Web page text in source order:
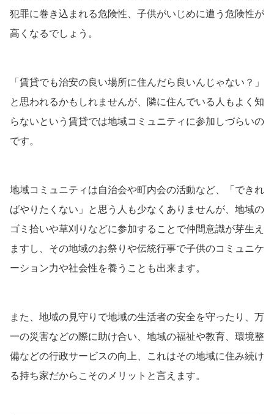
犯罪に巻き込まれる危険性、子供がいじめに遭う危険性が
高くなるでしょう。
「賃貸でも治安の良い場所に住んだら良いんじゃない？」
と思われるかもしれませんが、隣に住んでいる人もよく知
らないという賃貸では地域コミュニティに参加しづらいの
です。
地域コミュニティは自治会や町内会の活動など、「できれ
ばやりたくない」と思う人も少なくありませんが、地域の
ゴミ拾いや草刈りなどに参加することで仲間意識が芽生え
ますし、その地域のお祭りや伝統行事で子供のコミュニケ
ーション力や社会性を養うことも出来ます。
また、地域の見守りで地域の生活者の安全を守ったり、万
一の災害などの際に助け合い、地域の福祉や教育、環境整
備などの行政サービスの向上、これはその地域に住み続け
る持ち家だからこそのメリットと言えます。